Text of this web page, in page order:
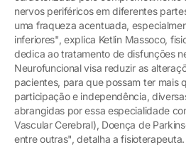
nervos periféricos em diferentes
uma fraqueza acentuada,
inferiores", explica Ketlin Massoco,
dedica ao tratamento de disfunções
Neurofuncional visa reduzir as
pacientes, para que possam ter mais
participação e independência,
abrangidas por essa especialidade
Vascular Cerebral), Doença de
entre outras", detalha a fisioterapeuta.